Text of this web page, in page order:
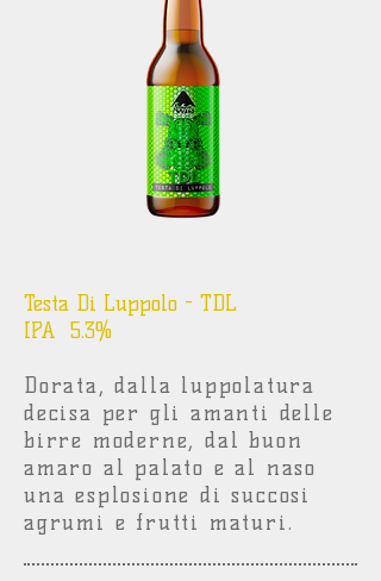
Testa Di Luppolo - TDL
IPA 5.3%
Dorata, dalla luppolatura
decisa per gli amanti delle
birre moderne, dal buon
amaro al palato e al naso
una esplosione di succosi
agrumi e frutti maturi.